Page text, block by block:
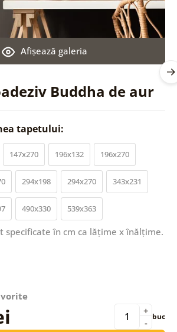
Buddha de aur
Afişează galeria
tapetului:
147x270 196x132 196x270
294x198 294x270 343x231
490x330 539x363
specificate în cm ca lățime x înălțime.
-
+ buc